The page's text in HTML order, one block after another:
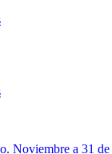
Noviembre a 31 de